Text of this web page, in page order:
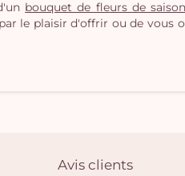
bouquet de fleurs de
le plaisir d'offrir ou de vous
Avis clients